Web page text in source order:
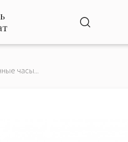
часы...